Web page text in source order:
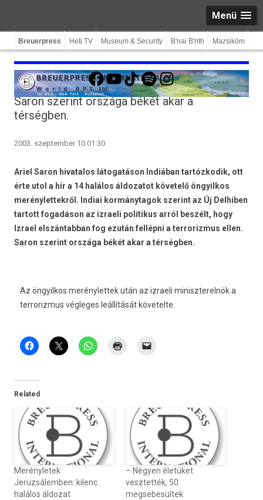
Menü
Breuerpress Heti TV Museum & Security B'nai B'rith Mazsiköm
Facebook
YouTube
TikTokSpotifyInstagram
Saron szerint országa békét akar a
térségben.
2003. szeptember 10 01:30
Ariel Saron hivatalos látogatáson Indiában tartózkodik, ott
érte utol a hír a 14 halálos áldozatot követelő öngyilkos
merénylettekről. Indiai kormánytagok szerint az Új Delhiben
tartott fogadáson az izraeli politikus arról beszélt, hogy
Izrael elszántabban fog ezután fellépni a terrorizmus ellen.
Saron szerint országa békét akar a térségben.
Az öngyilkos merénylettek után az izraeli miniszterelnök a
terrorizmus végleges leállítását követelte.
Related
Merényletek
Jeruzsálemben: kilenc
halálos áldozat
– Négyen életüket
vesztették, 50
megsebesültek